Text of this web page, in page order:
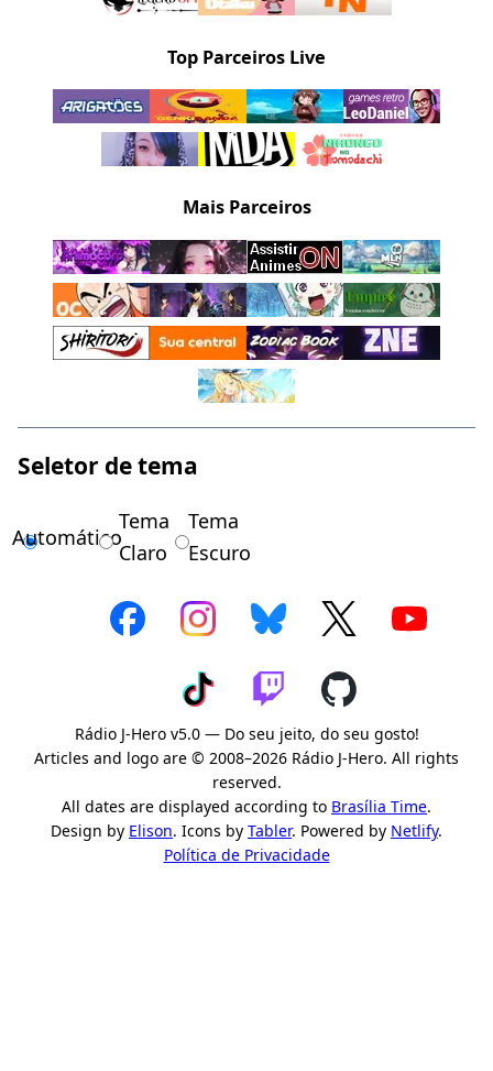
Top Parceiros Live
Mais Parceiros
Seletor de tema
Automático
Tema
Claro
Tema
Escuro
Rádio J-Hero v5.0 — Do seu jeito, do seu gosto!
Articles and logo are © 2008–2026 Rádio J-Hero. All rights
reserved.
All dates are displayed according to Brasília Time.
Design by Elison. Icons by Tabler. Powered by Netlify.
Política de Privacidade